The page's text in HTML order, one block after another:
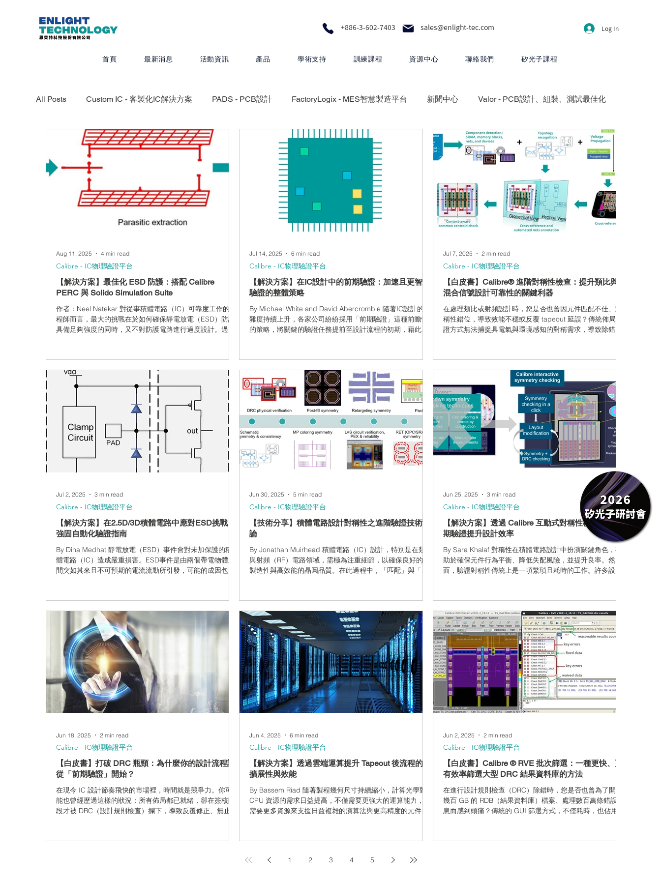
+886-3-602-7403 sales@enlight-tec.com Log In
首頁 最新消息 活動資訊 產品 學術支持 訓練課程 資源中心 聯絡我們 矽光子課程
All Posts Custom IC - 客製化IC解決方案 PADS - PCB設計 FactoryLogix - MES智慧製造平台 新聞中心 Valor - PCB設計、組裝、測試最佳化
CADRA - 設計製圖 MEMS Pro - MEMS 設計 Calibre - IC物理驗證平台 Photonics - 矽光子解決方案 HyperLynx - PCB設計分析
Quanscient - 以雲端為基礎的多物理模擬平台 Questa One - 下一代智慧驗證生態系統 PartQuest - 數位線程
IC Packaging - IC 封裝解決方案 Veloce proFPGA - 高速硬體原型與系統級驗證 Innovator3D IC - 先進封裝與異質整合平台
CAM350 - 製造性檢測分析
【解決方案】最佳化 ESD 防護：搭配 Calibre
PERC 與 Solido Simulation Suite
作者：Neel Natekar 對從事積體電路（IC）可靠度工作的工
程師而言，最大的挑戰在於如何確保靜電放電（ESD）防護
具備足夠強度的同時，又不對防護電路進行過度設計。過度
Calibre PERC 的可靠度驗證與 AI 加速的 Solido Simulation
Suite，透過具備情境感知能力的 SPICE 模擬，協助工程師
達到最佳化的 ESD 防護。本文將探討這個創新方法如何幫
助工程師在防護與效能之間取得理想平衡。 了解挑戰：IC
設計中的 ESD 防護 ESD 對現代 IC 的可靠度構成重大威
脅，特別是在設計特徵尺寸不斷縮小、整體設計複雜度日益
升高的情況下。對於致力於達成嚴格 PPA（功耗、效能與面
積）目標，同時又必須確保不犧牲可靠度的 IC 設計工程師
而言，選擇合適的 ESD 設計策略至關重要。要做到這一
點，工程師們必須清楚掌握可用的 ESD 設計邊界，同時避
免對 ESD 防護電路出現設計不足或過度設計的情況。 傳統
Calibre - IC物理驗證平台
Aug 11, 2025 4 min read
【解決方案】在IC設計中的前期驗證：加速且更智慧
驗證的整體策略
By Michael White and David Abercrombie 隨著IC設計的複
雜度持續上升，各家公司紛紛採用「前期驗證」這種前瞻性
的策略，將關鍵的驗證任務提前至設計流程的初期，藉此加
期驗證」強調及早發現問題，並透過自動化工具提升生產
力，同時降低在設計流程後期發生高成本錯誤的風險。在IC
設計領域中，「前期驗證」已不僅是一種趨勢，而是一種轉
型策略，能將驗證與優化提早納入設計周期中，讓工程師能
更有效地應對日益增加的設計複雜度。 什麼是IC設計中的前
期驗證？ 簡單來說，前期驗證是指將關鍵的驗證與確認程序
提前至設計流程的前段。傳統上，像是實體驗證與設計規則
檢查（DRC）等關鍵驗證階段通常發生在設計流程的後期，
這時若發現錯誤，可能會延誤量產並增加成本。透過將這些
檢查「往前移動」——也就是所謂的「前期驗證」——設計
人員能在正式簽核驗證前就提早發現並修正錯誤。 這種做法
Calibre - IC物理驗證平台
Jul 14, 2025 6 min read
【白皮書】Calibre® 進階對稱性檢查：提升類比與
混合信號設計可靠性的關鍵利器
在處理類比或射頻設計時，您是否也曾因元件匹配不佳、對
稱性錯位，導致效能不穩或反覆 tapeout 延誤？傳統佈局驗
證方式無法捕捉具電氣與環境感知的對稱需求，導致除錯流
產品良率與驗證效率。 為什麼選擇 Calibre 對稱性檢查？ 全
面電氣感知：可辨識差分訊號、共心元件等對稱關係，結合
網表與實體版圖進行交叉比對。 從前端到製造流程涵蓋：支
援從佈局規劃、MP 染色、填充、封裝等階段的對稱檢查。
批次與互動支援：可在 Calibre RealTime 中即時視覺化錯
誤，或批次檢查整體設計。 支援模糊對稱：提供面積、長度
容差設定，協助工程師聚焦真正關鍵的 mismatch 問題。 無
需額外開發：透過內建 XML 流程與圖樣比對技術，即可快
速啟用檢查條件與除錯。 常見應用情境 驗證差分訊號路徑
對稱性 確保多指元件匹配一致 排除不具設計風險的「容許
差異」 辨識填充後產生的結構偏移 輔助記憶體、RF、光子
Calibre - IC物理驗證平台
Jul 7, 2025 2 min read
【解決方案】在2.5D/3D積體電路中應對ESD挑戰：
強固自動化驗證指南
By Dina Medhat 靜電放電（ESD）事件會對未加保護的積
體電路（IC）造成嚴重損害。ESD事件是由兩個帶電物體之
間突如其來且不可預期的電流流動所引發，可能的成因包括
善預防，ESD可能在電子元件的任何製造階段或實際應用中
造成損壞。ESD事件可能導致IC提早失效，或無法達到設計
功能，這兩者都會對產品的市場聲譽造成不良影響。 當然，
這些您早已知曉，因為您需依照設計規範手冊中所列的ESD
設計規則，在電路圖與佈局中加入ESD防護機制（如圖1所
示）。但現在您面臨的是2.5D或3D積體電路設計的ESD保護
挑戰。該怎麼辦呢？您可以採用全新的Calibre
3DPERC（die2die）方法，進行自動化的ESD驗證，有效且
精確地應對2.5D/3D IC設計中日益複雜的ESD韌性挑戰。 圖
1：典型的ESD防護架構。 關於2.5D與3D積體電路 2.5D/3D
積體電路已逐漸發展為解決各種設計與整合挑戰的創新方
案。2.5D積體電路是將多顆晶粒並排放置於
Calibre - IC物理驗證平台
Jul 2, 2025 3 min read
【技術分享】積體電路設計對稱性之進階驗證技術導
論
By Jonathan Muirhead 積體電路（IC）設計，特別是在類比
與射頻（RF）電路領域，需極為注重細節，以確保良好的可
製造性與高效能的晶圓品質。在此過程中，「匹配」與「對
進，以及近期在驗證技術方面的進展，以確保設計符合相關
規範。 為什麼對稱性很重要 對稱性不只是外觀上的美觀問
題。在積體電路設計中，對稱性對於電路的功能與可靠性至
關重要。差動對中繪製相同的 MOSFET 元件，必須在整個
佈局流程中保持基本一致，才能維持相同的電氣性能。圖一
說明了對稱性如何有助於降低應力與跨長度變異（ACVL）所
帶來的影響。 圖一：用於元件參數匹配的一維共心（交錯
式）技術。 傳統對稱設計技術 為了確保元件能圍繞中心軸保
持對稱，常使用如「共心設計（common centroid）」等技
術。這對於減少晶片製程變異所造成的匹配誤差至關重要。
此設計方式會將元件配置於以某一中心點或中心軸為基準的
對稱位置，使製程變異對雙方元件的影響一致，進而維持其
Calibre - IC物理驗證平台
Jun 30, 2025 5 min read
【解決方案】透過 Calibre 互動式對稱性檢查進行前
期驗證提升設計效率
By Sara Khalaf 對稱性在積體電路設計中扮演關鍵角色，有
助於確保元件行為平衡、降低失配風險，並提升良率。然
而，驗證對稱性傳統上是一項繁瑣且耗時的工作。許多設計
才發現與對稱性相關的問題。 透過 Calibre 互動式對稱性檢
查，設計人員現在可以在設計環境中即時掌握對稱性問題，
這項強大的工具讓驗證任務得以前移至設計階段進行，更早
發現並修正潛在問題，而非等到簽核階段或製造完成後才處
理。這樣的方式可大幅減少設計迭代、降低返工成本，並加
快送交製造的時程。此解決方案完全自動化、無需撰寫程式
碼，只需幾下滑鼠點擊即可完成操作。 傳統對稱性檢查方法
的挑戰 傳統的對稱性驗證方式存在多項限制，容易導致效率
低落與設計時程延誤。以下是幾種常見技術及其缺點： 手動
使用尺規測量： 設計人員需手動測量距離與元件位置以確認
對稱性。這種方式不僅緩慢又繁瑣，也容易發生人為錯誤—
若錯過關鍵測量，可能導致在設計流程後期才發現問題。 撰
Calibre - IC物理驗證平台
Jun 25, 2025 3 min read
【白皮書】打破 DRC 瓶頸：為什麼你的設計流程該
從「前期驗證」開始？
在現今 IC 設計節奏飛快的市場裡，時間就是競爭力。你可
能也曾經歷過這樣的狀況：所有佈局都已就緒，卻在簽核階
段才被 DRC（設計規則檢查）攔下，導致反覆修正、無止盡
思維，也就是將 DRC 驗證前移至設計初期，搭配 Calibre
Calibre - IC物理驗證平台
Jun 18, 2025 2 min read
【解決方案】透過雲端運算提升 Tapeout 後流程的可
擴展性與效能
By Bassem Riad 隨著製程幾何尺寸持續縮小，計算光學對
CPU 資源的需求日益提高，不僅需要更強大的運算能力，還
需要更多資源來支援日益複雜的演算法與更高精度的元件模
（PTOF）任務，已經逼近傳統內部部署資源的極限，導致工
為 AWS 所打造的參考環境，透過關鍵優化來因應這些挑
Calibre - IC物理驗證平台
Jun 4, 2025 6 min read
【白皮書】Calibre ® RVE 批次篩選：一種更快、更
有效率篩選大型 DRC 結果資料庫的方法
在進行設計規則檢查（DRC）除錯時，您是否也曾為了開啟
幾百 GB 的 RDB（結果資料庫）檔案、處理數百萬條錯誤訊
息而感到頭痛？傳統的 GUI 篩選方式，不僅耗時，也佔用大
的除錯選擇，讓設計團隊能夠專注處理最關鍵的問題，大幅
Calibre - IC物理驗證平台
Jun 2, 2025 2 min read
1 2 3 4 5